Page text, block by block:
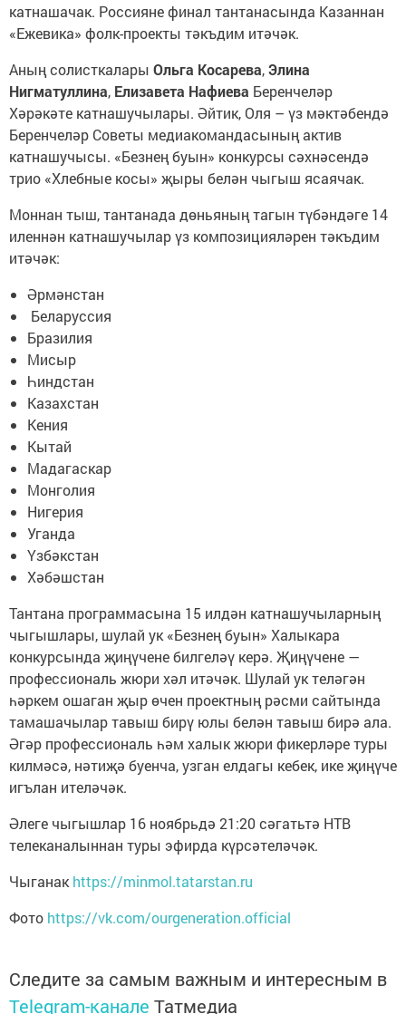
катнашачак. Россияне финал тантанасында Казаннан
«Ежевика» фолк-проекты тәкъдим итәчәк.
Аның солисткалары Ольга Косарева,Элина
Нигматуллина, Елизавета Нафиева Беренчеләр
Хәрәкәте катнашучылары. Әйтик, Оля – үз мәктәбендә
Беренчеләр Советы медиакомандасының актив
катнашучысы. «Безнең буын» конкурсы сәхнәсендә
трио «Хлебные косы» җыры белән чыгыш ясаячак.
Моннан тыш, тантанада дөньяның тагын түбәндәге 14
иленнән катнашучылар үз композицияләрен тәкъдим
итәчәк:
Әрмәнстан
Беларуссия
Бразилия
Мисыр
Һиндстан
Казахстан
Кения
Кытай
Мадагаскар
Монголия
Нигерия
Уганда
Үзбәкстан
Хәбәшстан
Тантана программасына 15 илдән катнашучыларның
чыгышлары, шулай ук «Безнең буын» Халыкара
конкурсында җиңүчене билгеләү керә. Җиңүчене —
профессиональ жюри хәл итәчәк. Шулай ук теләгән
һәркем ошаган җыр өчен проектның рәсми сайтында
тамашачылар тавыш бирү юлы белән тавыш бирә ала.
Әгәр профессиональ һәм халык жюри фикерләре туры
килмәсә, нәтиҗә буенча, узган елдагы кебек, ике җиңүче
игълан ителәчәк.
Әлеге чыгышлар 16 ноябрьдә 21:20 сәгатьтә НТВ
телеканалыннан туры эфирда күрсәтеләчәк.
Чыганак https://minmol.tatarstan.ru
Фото https://vk.com/ourgeneration.official
Следите за самым важным и интересным в
Telegram-канале Татмедиа